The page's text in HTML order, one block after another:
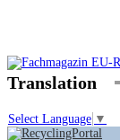
Translation
Select Language ▼